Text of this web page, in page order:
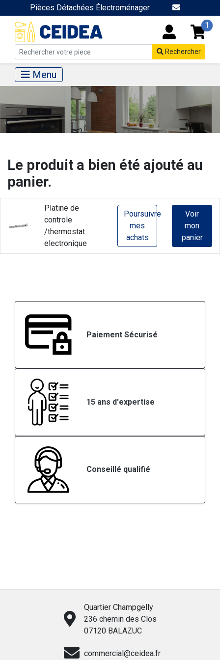
Pièces Détachées Électroménager
Rechercher
1
Menu
Le produit a bien été ajouté au
panier.
Platine de
controle
/thermostat
electronique
Poursuivre
mes
achats
Voir
mon
panier
Paiement Sécurisé
15 ans d'expertise
Conseillé qualifié
Quartier Champgelly
236 chemin des Clos
07120 BALAZUC
commercial@ceidea.fr